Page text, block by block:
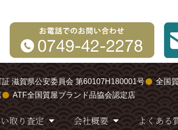
滋賀県公安委員会 第60107H180001号
全国
ATF全国質屋ブランド品協会認定店
取り査定 会社概要 よくある